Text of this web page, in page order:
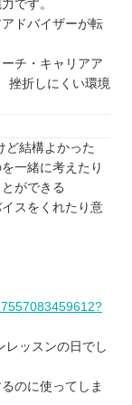
です。
ドバイザーが転
チ・キャリアア
挫折しにくい環境
ど結構よかった
一緒に考えたり
ができる
スをくれたり意
レッスンの日でし
のに使ってしま